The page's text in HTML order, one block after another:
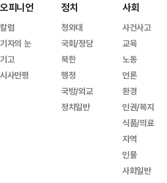
오피니언
칼럼
기자의 눈
기고
시사만평
정치
청와대
국회/정당
북한
행정
국방/외교
정치일반
사회
사건사고
교육
노동
언론
환경
인권/복지
식품/의료
지역
인물
사회일반